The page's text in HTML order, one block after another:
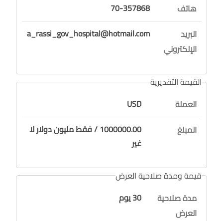
هاتف
70-357868
البريد
الإلكتروني
a_rassi_gov_hospital@hotmail.com
القيمة التقديرية
العملة
USD
المبلغ
1000000.00 / فقط مليون دولار لا
غير
قيمة ومدة صلاحية العرض
مدة صلاحية
العرض
30 يوم